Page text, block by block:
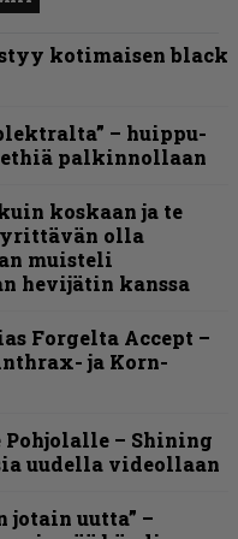
kotimaisen black
– huippu-
palkinnollaan
koskaan ja te
olla
muisteli
hevijätin kanssa
Forgelta Accept –
ja Korn-
– Shining
uudella videollaan
jotain uutta” –